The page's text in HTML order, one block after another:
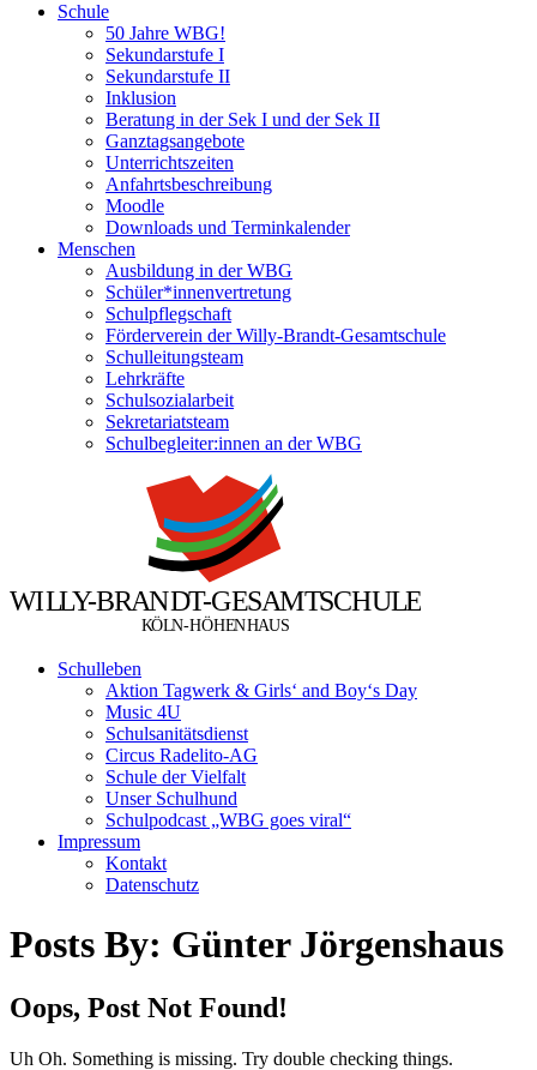
Schule
50 Jahre WBG!
Sekundarstufe I
Sekundarstufe II
Inklusion
Beratung in der Sek I und der Sek II
Ganztagsangebote
Unterrichtszeiten
Anfahrtsbeschreibung
Moodle
Downloads und Terminkalender
Menschen
Ausbildung in der WBG
Schüler*innenvertretung
Schulpflegschaft
Förderverein der Willy-Brandt-Gesamtschule
Schulleitungsteam
Lehrkräfte
Schulsozialarbeit
Sekretariatsteam
Schulbegleiter:innen an der WBG
WILLY-BRANDT-GESAMTSCHULE
KÖLN-HÖHENHAUS
Schulleben
Aktion Tagwerk & Girls‘ and Boy‘s Day
Music 4U
Schulsanitätsdienst
Circus Radelito-AG
Schule der Vielfalt
Unser Schulhund
Schulpodcast „WBG goes viral“
Impressum
Kontakt
Datenschutz
Posts By: Günter Jörgenshaus
Oops, Post Not Found!
Uh Oh. Something is missing. Try double checking things.